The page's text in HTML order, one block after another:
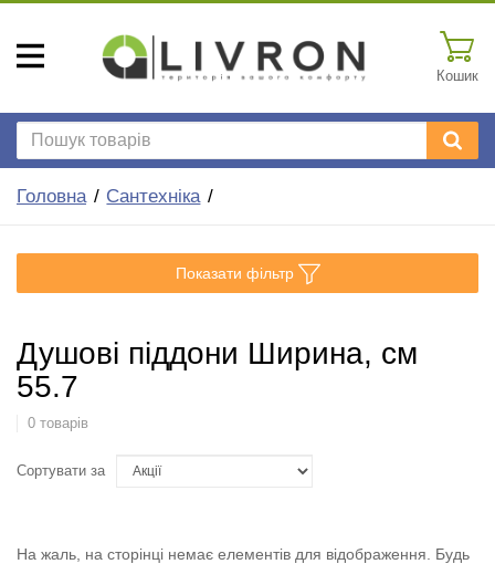
Кошик
Головна Сантехніка
Показати фільтр
Душові піддони Ширина, см
55.7
0 товарів
Сортувати за
На жаль, на сторінці немає елементів для відображення. Будь